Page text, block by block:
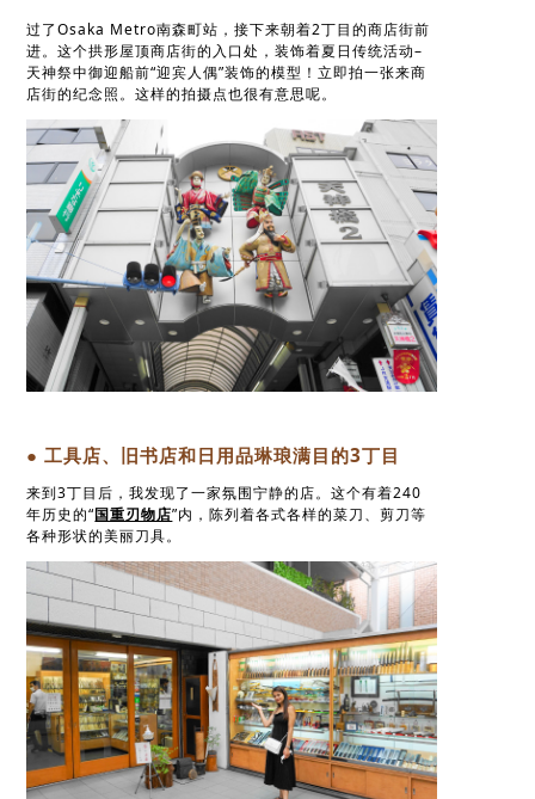
过了Osaka Metro南森町站，接下来朝着2丁目的商店街前
进。这个拱形屋顶商店街的入口处，装饰着夏日传统活动–
天神祭中御迎船前“迎宾人偶”装饰的模型！立即拍一张来商
店街的纪念照。这样的拍摄点也很有意思呢。
● 工具店、旧书店和日用品琳琅满目的3丁目
来到3丁目后，我发现了一家氛围宁静的店。这个有着240
年历史的“国重刃物店”内，陈列着各式各样的菜刀、剪刀等
各种形状的美丽刀具。